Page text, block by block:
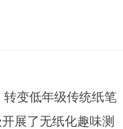
转变低年级传统纸笔
展了无纸化趣味测